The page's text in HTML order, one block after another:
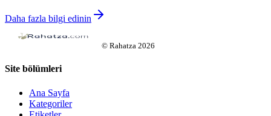
Daha fazla bilgi edinin
© Rahatza 2026
Site bölümleri
Ana Sayfa
Kategoriler